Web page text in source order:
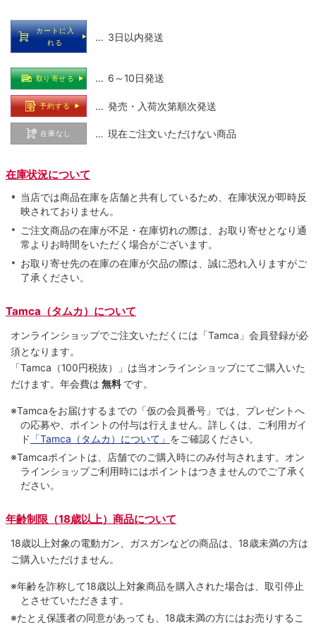
カートに入
れる
… 3日以内発送
取り寄せる … 6～10日発送
予約する … 発売・入荷次第順次発送
在庫なし … 現在ご注文いただけない商品
在庫状況について
当店では商品在庫を店舗と共有しているため、在庫状況が即時反
映されておりません。
ご注文商品の在庫が不足・在庫切れの際は、お取り寄せとなり通
常よりお時間をいただく場合がございます。
お取り寄せ先の在庫の在庫が欠品の際は、誠に恐れ入りますがご
了承ください。
Tamca（タムカ）について
オンラインショップでご注⽂いただくには「Tamca」会員登録が必
須となります。
「Tamca （100円税抜）
」は当オンラインショップにてご購⼊いた
だけます。 年会費は 無料 です。
※Tamcaをお届けするまでの「仮の会員番号」では、プレゼントへ
の応募や、ポイントの付与は⾏えません。詳しくは、ご利⽤ガイ
ド 「Tamca（タムカ）について」 をご確認ください。
※Tamcaポイントは、店舗でのご購⼊時にのみ付与されます。オン
ラインショップご利用時にはポイントはつきませんのでご了承く
ださい。
年齢制限（18歳以上）商品について
18歳以上対象の電動ガン、ガスガンなどの商品は、18歳未満の方は
ご購入いただけません。
※年齢を詐称して18歳以上対象商品を購入された場合は、取引停止
とさせていただきます。
※たとえ保護者の同意があっても、18歳未満の方にはお売りするこ